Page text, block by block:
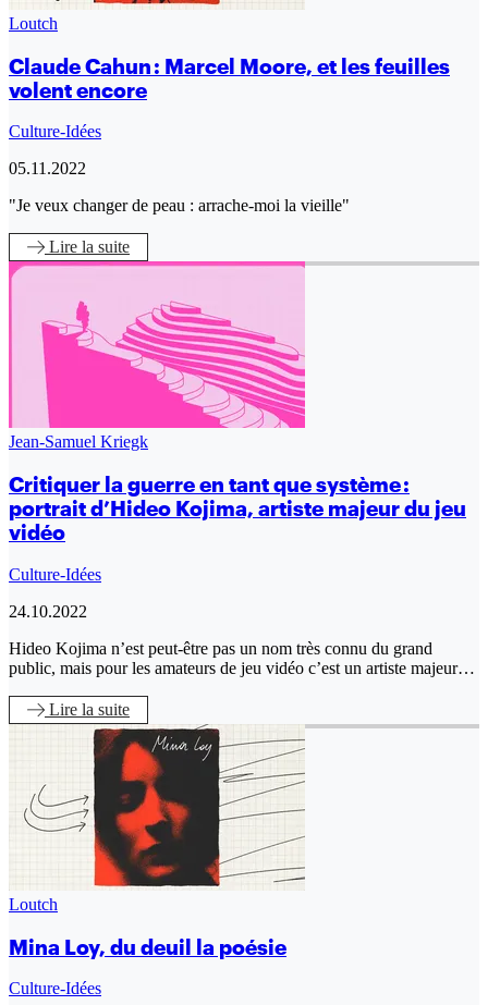
Loutch
Claude Cahun : Marcel Moore, et les feuilles
volent encore
Culture-Idées
05.11.2022
"Je veux changer de peau : arrache-moi la vieille"
Lire la suite
Jean-Samuel Kriegk
Critiquer la guerre en tant que système :
portrait d’Hideo Kojima, artiste majeur du jeu
vidéo
Culture-Idées
24.10.2022
Hideo Kojima n’est peut-être pas un nom très connu du grand
public, mais pour les amateurs de jeu vidéo c’est un artiste majeur…
Lire la suite
Loutch
Mina Loy, du deuil la poésie
Culture-Idées